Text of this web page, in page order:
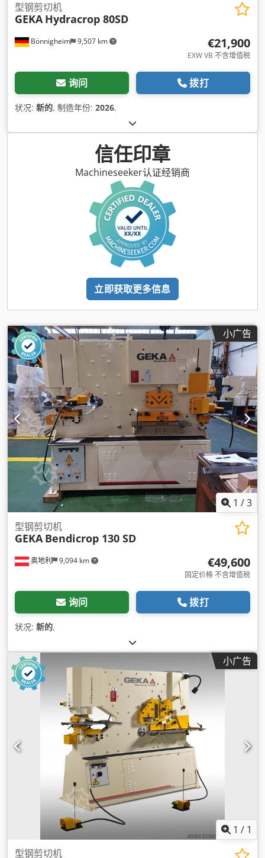
Bönnigheim 9,507 km
型钢剪切机
GEKA Hydracrop 80SD
€21,900
EXW VB 不含增值税
询问 拨打
状况: 新的, 制造年份: 2026,
信任印章
Machineseeker认证经销商
立即获取更多信息
小广告
1 /3
奥地利 9,094 km
型钢剪切机
GEKA Bendicrop 130 SD
€49,600
固定价格 不含增值税
询问 拨打
状况: 新的,
小广告
1 / 1
型钢剪切机